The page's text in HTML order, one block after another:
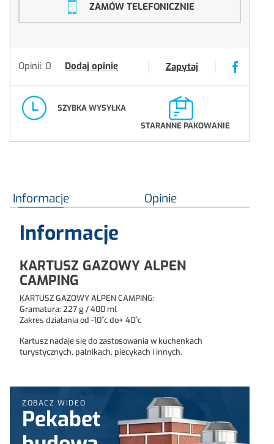
ZAMÓW TELEFONICZNIE
Opinii: 0 Dodaj opinię Zapytaj
SZYBKA WYSYŁKA
STARANNE PAKOWANIE
Informacje Opinie
Informacje
KARTUSZ GAZOWY ALPEN
CAMPING
KARTUSZ GAZOWY ALPEN CAMPING:
Gramatura: 227 g / 400 ml
Zakres działania od -10˚c do+ 40˚c
Kartusz nadaje się do zastosowania w kuchenkach
turystycznych, palnikach, piecykach i innych.
ZOBACZ WIDEO
Pekabet